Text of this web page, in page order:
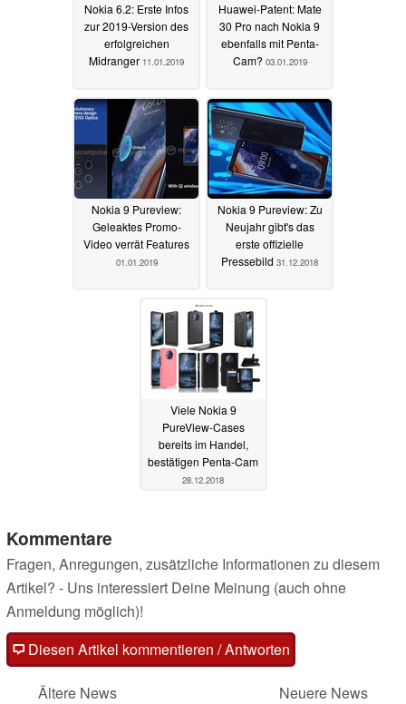
Nokia 6.2: Erste Infos
zur 2019-Version des
erfolgreichen
Midranger 11.01.2019
Huawei-Patent: Mate
30 Pro nach Nokia 9
ebenfalls mit Penta-
Cam? 03.01.2019
Nokia 9 Pureview:
Geleaktes Promo-
Video verrät Features
01.01.2019
Nokia 9 Pureview: Zu
Neujahr gibt's das
erste offizielle
Pressebild 31.12.2018
Viele Nokia 9
PureView-Cases
bereits im Handel,
bestätigen Penta-Cam
28.12.2018
Kommentare
Fragen, Anregungen, zusätzliche Informationen zu diesem
Artikel? - Uns interessiert Deine Meinung (auch ohne
Anmeldung möglich)!
Diesen Artikel kommentieren / Antworten
Ältere News
Neuere News